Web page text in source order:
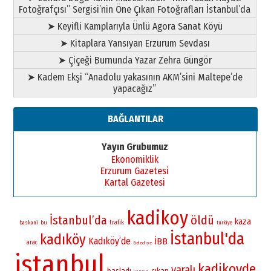
Fotoğrafçısı” Sergisi’nin Öne Çıkan Fotoğrafları İstanbul’da
➤ Keyifli Kamplarıyla Ünlü Agora Sanat Köyü
➤ Kitaplara Yansıyan Erzurum Sevdası
➤ Çiçeği Burnunda Yazar Zehra Güngör
➤ Kadem Ekşi “Anadolu yakasının AKM’sini Maltepe’de
yapacağız”
BAĞLANTILAR
Yayın Grubumuz
Ekonomiklik
Erzurum Gazetesi
Kartal Gazetesi
baskani bu İstanbul’da trafik kadikoy öldü turkiye kaza
arac kadıköy Kadıköy’de Belediye İBB İstanbul'da